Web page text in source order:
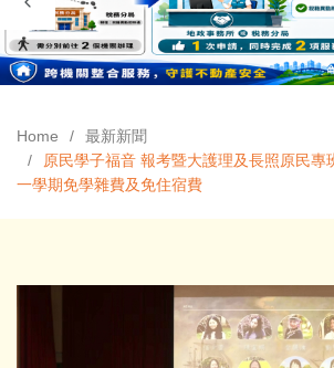
Home
最新新聞
原民學子福音 報考暨大護理及長照原民專
一學期免學雜費及免住宿費